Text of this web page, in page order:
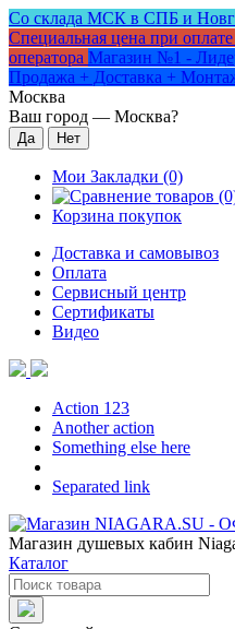
Со склада МСК в СПБ и
Специальная цена при
оператора Магазин №1 -
Продажа + Доставка +
Москва
Ваш город — Москва?
Мои Закладки (0)
Корзина покупок
Доставка и самовывоз
Оплата
Сервисный центр
Сертификаты
Видео
Action 123
Another action
Something else here
Separated link
Магазин душевых кабин
Каталог